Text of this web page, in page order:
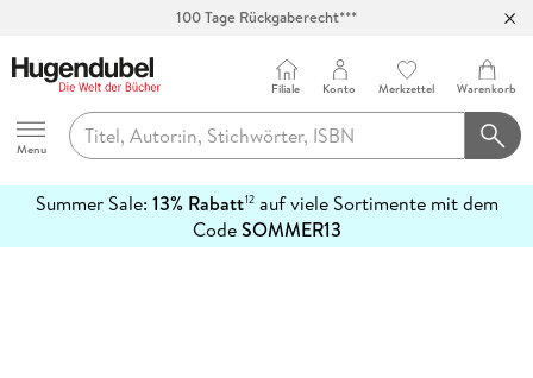
100 Tage Rückgaberecht***
Hugendubel
Menu
Filiale Konto Merkzettel Warenkorb
Summer Sale: 13% Rabatt12auf viele Sortimente mit dem
CodeSOMMER13
erfahren